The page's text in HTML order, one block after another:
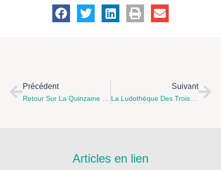
Précédent Suivant
La Ludothèque Des Trois Pays Vous Présente Son Programme D’activités
Articles en lien